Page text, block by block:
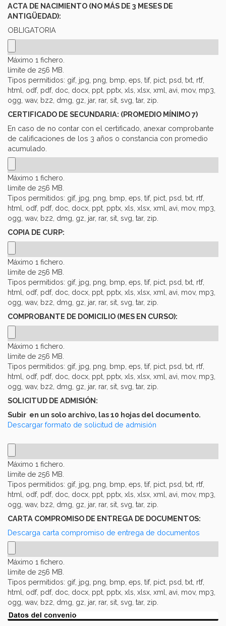
ACTA DE NACIMIENTO (NO MÁS DE 3 MESES DE
ANTIGÜEDAD):
OBLIGATORIA
Máximo 1 fichero.
límite de 256 MB.
Tipos permitidos: gif, jpg, png, bmp, eps, tif, pict, psd, txt, rtf,
html, odf, pdf, doc, docx, ppt, pptx, xls, xlsx, xml, avi, mov, mp3,
ogg, wav, bz2, dmg, gz, jar, rar, sit, svg, tar, zip.
CERTIFICADO DE SECUNDARIA: (PROMEDIO MÍNIMO 7)
En caso de no contar con el certificado, anexar comprobante
de calificaciones de los 3 años o constancia con promedio
acumulado.
Máximo 1 fichero.
límite de 256 MB.
Tipos permitidos: gif, jpg, png, bmp, eps, tif, pict, psd, txt, rtf,
html, odf, pdf, doc, docx, ppt, pptx, xls, xlsx, xml, avi, mov, mp3,
ogg, wav, bz2, dmg, gz, jar, rar, sit, svg, tar, zip.
COPIA DE CURP:
Máximo 1 fichero.
límite de 256 MB.
Tipos permitidos: gif, jpg, png, bmp, eps, tif, pict, psd, txt, rtf,
html, odf, pdf, doc, docx, ppt, pptx, xls, xlsx, xml, avi, mov, mp3,
ogg, wav, bz2, dmg, gz, jar, rar, sit, svg, tar, zip.
COMPROBANTE DE DOMICILIO (MES EN CURSO):
Máximo 1 fichero.
límite de 256 MB.
Tipos permitidos: gif, jpg, png, bmp, eps, tif, pict, psd, txt, rtf,
html, odf, pdf, doc, docx, ppt, pptx, xls, xlsx, xml, avi, mov, mp3,
ogg, wav, bz2, dmg, gz, jar, rar, sit, svg, tar, zip.
SOLICITUD DE ADMISIÓN:
Subir en un solo archivo, las 10 hojas del documento.
Descargar formato de solicitud de admisión
Máximo 1 fichero.
límite de 256 MB.
Tipos permitidos: gif, jpg, png, bmp, eps, tif, pict, psd, txt, rtf,
html, odf, pdf, doc, docx, ppt, pptx, xls, xlsx, xml, avi, mov, mp3,
ogg, wav, bz2, dmg, gz, jar, rar, sit, svg, tar, zip.
CARTA COMPROMISO DE ENTREGA DE DOCUMENTOS:
Descarga carta compromiso de entrega de documentos
Máximo 1 fichero.
límite de 256 MB.
Tipos permitidos: gif, jpg, png, bmp, eps, tif, pict, psd, txt, rtf,
html, odf, pdf, doc, docx, ppt, pptx, xls, xlsx, xml, avi, mov, mp3,
ogg, wav, bz2, dmg, gz, jar, rar, sit, svg, tar, zip.